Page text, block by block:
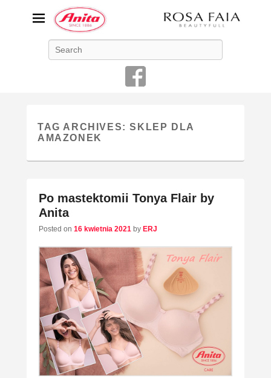
ANITA-unikalna bielizna
damska
Niemiecka firma Anita jest od 1886 roku producentem bielizny
damskiej o najwyższej jakości
TAG ARCHIVES:SKLEP DLA
AMAZONEK
Po mastektomii Tonya Flair by
Anita
Posted on 16 kwietnia 2021 by ERJ